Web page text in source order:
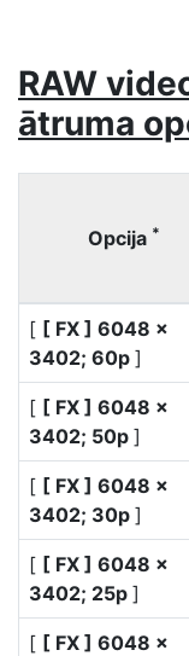
RAW
ātruma
Opcija *
[ [ FX ] 6048 ×
3402; 60p ]
[ [ FX ] 6048 ×
3402; 50p ]
[ [ FX ] 6048 ×
3402; 30p ]
[ [ FX ] 6048 ×
3402; 25p ]
[ [ FX ] 6048 ×